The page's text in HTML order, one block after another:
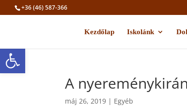
Eszköztár megnyitása
+36 (46) 587-366
Kezdőlap Iskolánk
A
máj 26, 2019 | Egyéb